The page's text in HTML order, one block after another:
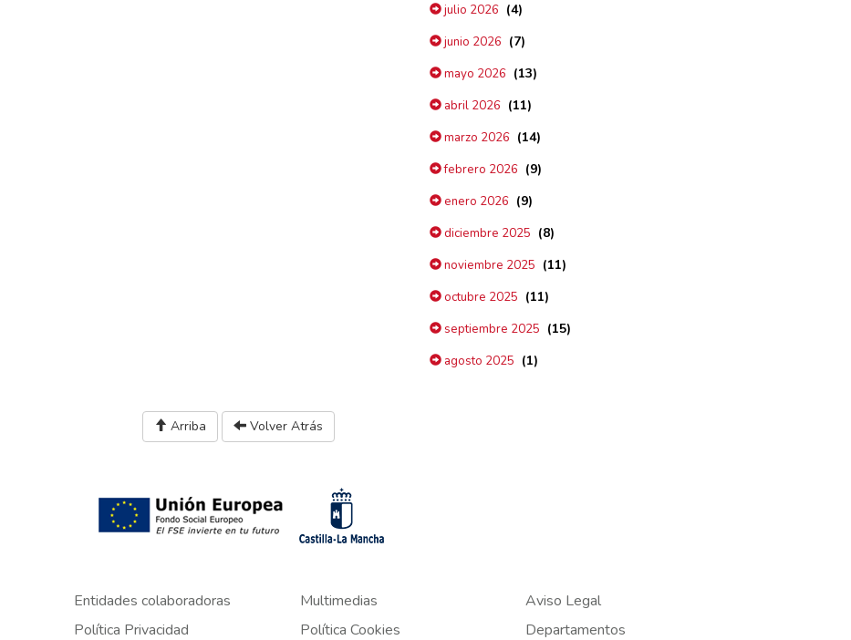
julio 2026 (4)
junio 2026 (7)
mayo 2026 (13)
abril 2026 (11)
marzo 2026 (14)
febrero 2026 (9)
enero 2026 (9)
diciembre 2025 (8)
noviembre 2025 (11)
octubre 2025 (11)
septiembre 2025 (15)
agosto 2025 (1)
Arriba Volver Atrás
Entidades colaboradoras Multimedias
Aviso Legal
Política Privacidad
Política Cookies Departamentos